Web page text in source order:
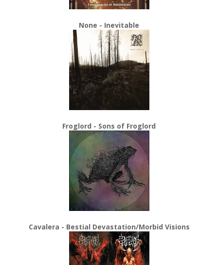
None - Inevitable
Froglord - Sons of Froglord
Cavalera - Bestial Devastation/Morbid Visions